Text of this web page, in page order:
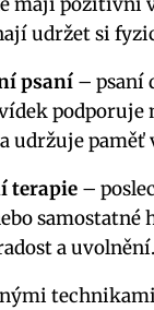
udržet si
psaní – psaní
podporuje
udržuje paměť
terapie –
samostatné
a uvolnění.